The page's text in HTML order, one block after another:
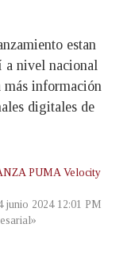
estan
a nivel nacional
más información
digitales de
PUMA Velocity
junio 2024 12:01 PM